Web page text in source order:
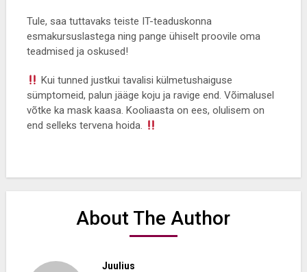
Tule, saa tuttavaks teiste IT-teaduskonna
esmakursuslastega ning pange ühiselt proovile oma
teadmised ja oskused!
Kui tunned justkui tavalisi külmetushaiguse
sümptomeid, palun jääge koju ja ravige end. Võimalusel
võtke ka mask kaasa. Kooliaasta on ees, olulisem on
end selleks tervena hoida.
About The Author
Juulius